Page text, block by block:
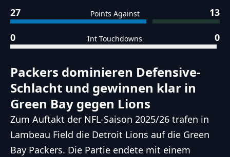
27 Points Against 13
0 Int Touchdowns 0
Packers dominieren Defensive-
Schlacht und gewinnen klar in
Green Bay gegen Lions
Zum Auftakt der NFL-Saison 2025/26 trafen in
Lambeau Field die Detroit Lions auf die Green
Bay Packers. Die Partie endete mit einem